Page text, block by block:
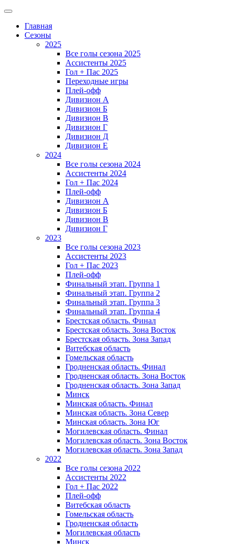
Главная
Сезоны
2025
Все голы сезона 2025
Ассистенты 2025
Гол + Пас 2025
Переходные игры
Плей-офф
Дивизион A
Дивизион Б
Дивизион В
Дивизион Г
Дивизион Д
Дивизион Е
2024
Все голы сезона 2024
Ассистенты 2024
Гол + Пас 2024
Плей-офф
Дивизион A
Дивизион Б
Дивизион В
Дивизион Г
2023
Все голы сезона 2023
Ассистенты 2023
Гол + Пас 2023
Плей-офф
Финальный этап. Группа 1
Финальный этап. Группа 2
Финальный этап. Группа 3
Финальный этап. Группа 4
Брестская область. Финал
Брестская область. Зона Восток
Брестская область. Зона Запад
Витебская область
Гомельская область
Гродненская область. Финал
Гродненская область. Зона Восток
Гродненская область. Зона Запад
Минск
Минская область. Финал
Минская область. Зона Север
Минская область. Зона Юг
Могилевская область. Финал
Могилевская область. Зона Восток
Могилевская область. Зона Запад
2022
Все голы сезона 2022
Ассистенты 2022
Гол + Пас 2022
Плей-офф
Витебская область
Гомельская область
Гродненская область
Могилевская область
Минск